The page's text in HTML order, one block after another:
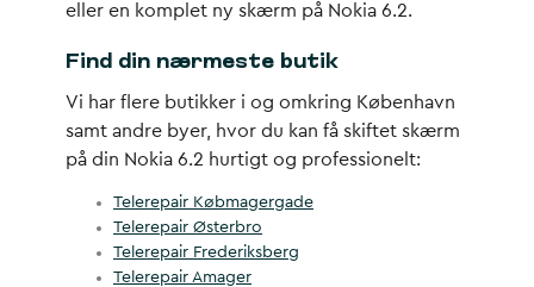
eller en komplet ny skærm på Nokia 6.2.
Find din nærmeste butik
Vi har flere butikker i og omkring København
samt andre byer, hvor du kan få skiftet skærm
på din Nokia 6.2 hurtigt og professionelt:
Telerepair Købmagergade
Telerepair Østerbro
Telerepair Frederiksberg
Telerepair Amager